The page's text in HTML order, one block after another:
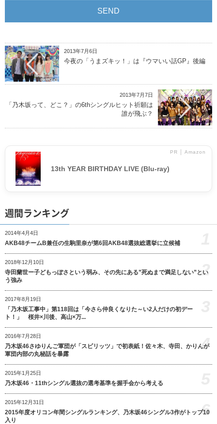
2013年7月6日
今夜の「うまズキッ！」は『ウマいい話GP』後編
2013年7月7日
「乃木坂って、どこ？」の6thシングルヒット祈願は
誰が飛ぶ？
PR │ Amazon
13th YEAR BIRTHDAY LIVE (Blu-ray)
週間ランキング
2014年4月4日
AKB48チームB兼任の生駒里奈が第6回AKB48選抜総選挙に立候補
2018年12月10日
寺田蘭世ー子どもっぽさという弱み、その先にある”死ぬまで満足しない”とい
う強み
2
2017年8月19日
「乃木坂工事中」第118回は「今さら仲良くなりた～い2人だけの初デー
ト！」 桜井×川後、高山×万...
2016年7月28日
乃木坂46さゆりんご軍団が「スピリッツ」で初表紙！佐々木、寺田、かりんが
軍団内部の丸秘話を暴露
4
2015年1月25日
乃木坂46・11thシングル選抜の選考基準を握手会から考える
2015年12月31日
2015年度オリコン年間シングルランキング、乃木坂46シングル3作がトップ10
入り
6